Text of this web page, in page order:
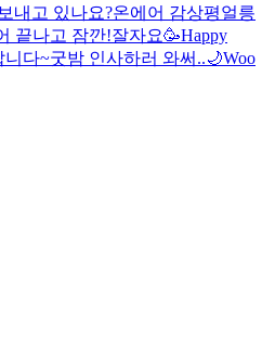
내고 있나요?온에어 감상평얼릉
끝나고 잠깐!잘자요🥳Happy
니다~굿밤 인사하러 와써..🌙Woo